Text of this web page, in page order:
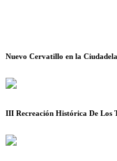
Nuevo Cervatillo en la Ciudadela
III Recreación Histórica De Los